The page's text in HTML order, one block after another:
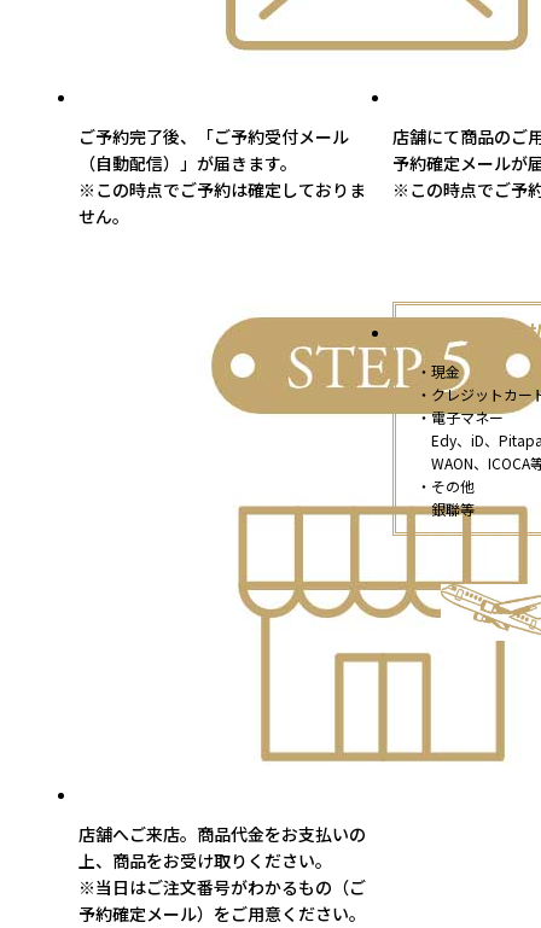
ご予約完了後、「ご予約受付メール
（自動配信）」が届きます。
※この時点でご予約は確定しておりま
せん。
店舗にて商品のご
予約確定メールが
※この時点でご予
店舗へご来店。商品代金をお支払いの
上、商品をお受け取りください。
※当日はご注文番号がわかるもの（ご
予約確定メール）をご用意ください。
【店頭
・現金
・クレジットカー
・電子マネー
Edy、iD、
WAON、ICOCA
・その他
銀聯等